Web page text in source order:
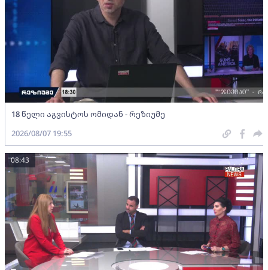
18 წელი აგვისტოს ომიდან - რეზიუმე
2026/08/07 19:55
08:43